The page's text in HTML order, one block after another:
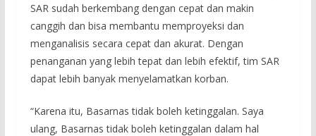
SAR sudah berkembang dengan cepat dan makin
canggih dan bisa membantu memproyeksi dan
menganalisis secara cepat dan akurat. Dengan
penanganan yang lebih tepat dan lebih efektif, tim SAR
dapat lebih banyak menyelamatkan korban.
“Karena itu, Basarnas tidak boleh ketinggalan. Saya
ulang, Basarnas tidak boleh ketinggalan dalam hal